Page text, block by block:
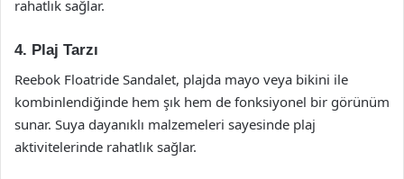
rahatlık sağlar.
4. Plaj Tarzı
Reebok Floatride Sandalet, plajda mayo veya bikini ile
kombinlendiğinde hem şık hem de fonksiyonel bir görünüm
sunar. Suya dayanıklı malzemeleri sayesinde plaj
aktivitelerinde rahatlık sağlar.